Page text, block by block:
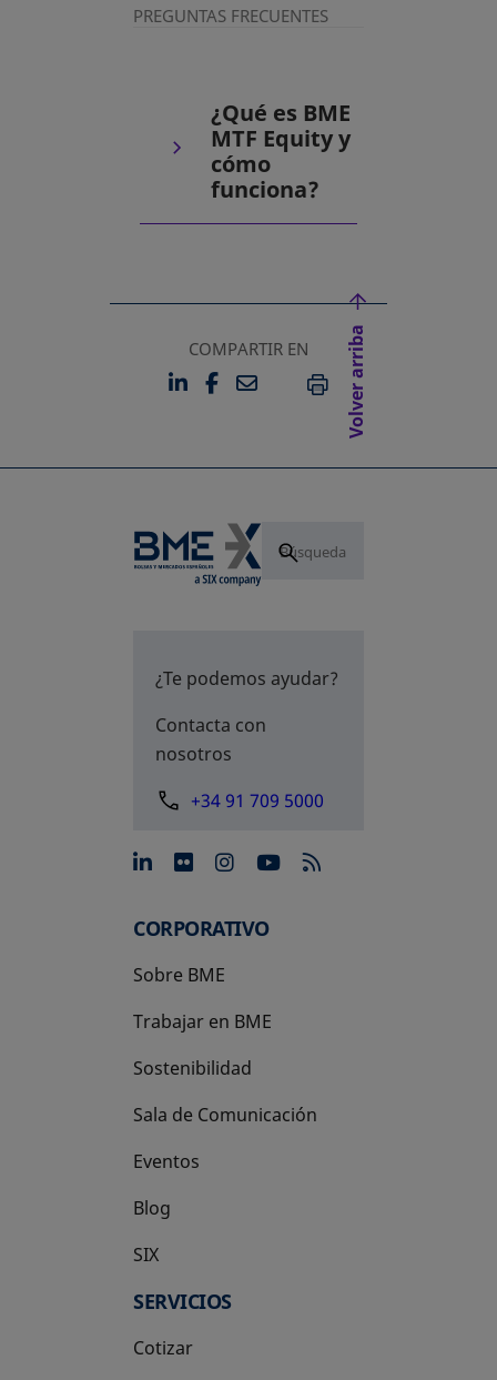
PREGUNTAS FRECUENTES
¿Qué es BME
MTF Equity y
cómo
funciona?
COMPARTIR EN
LINKEDIN
SE ABRE EN UNA PESTAÑA
FACEBOOK
SE ABRE EN UNA
EMAILIMPRIMIR
Volver arriba
¿Te podemos ayudar?
Contacta con
nosotros
+34 91 709 5000
se abre en una pestaña
se abre en una pestaña
se abre en una
se abre en una
CORPORATIVO
Sobre BME
Trabajar en BME
Sostenibilidad
Sala de Comunicación
Eventos
Blog
SIX
se abre en una pestaña nueva
SERVICIOS
Cotizar